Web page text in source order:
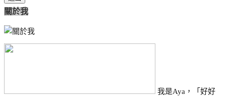
關於我
我是Aya，「好好